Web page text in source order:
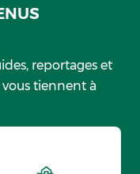
reportages et
tiennent à